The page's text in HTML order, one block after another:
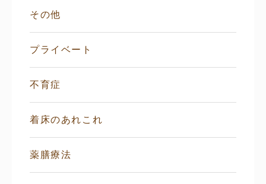
その他
プライベート
不育症
着床のあれこれ
薬膳療法